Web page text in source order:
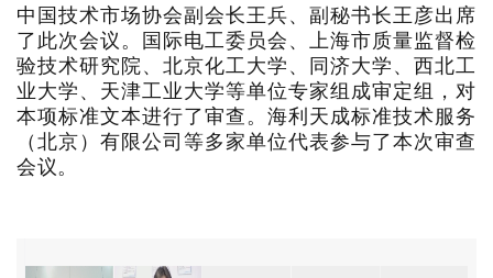
中国技术市场协会副会长王兵、副秘书长王彦出席
了此次会议。 国际电工委员会、上海市质量监督检
验技术研究院、北京化工大学、同济大学、西北工
业大学、天津工业大学等单位专家组成审定组，对
本项标准文本进行了审查。海利天成标准技术服务
（北京）有限公司等多家单位代表参与了本次审查
会议。